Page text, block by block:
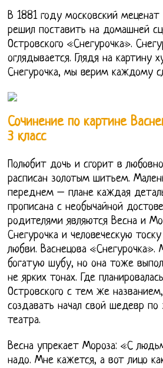
В 1881 году московский
решил поставить на домашней
Островского «Снегурочка».
оглядывается. Глядя на картину
Снегурочка, мы верим каждому
Сочинение по картине
3 класс
Полюбит дочь и сгорит в
расписан золотым шитьем.
переднем – плане каждая
прописана с необычайной
родителями являются Весна и
Снегурочка и человеческую
любви. Васнецова
богатую шубу, но она тоже
не ярких тонах. Где
Островского с тем же
создавать начал свой шедевр по
театра.
Весна упрекает Мороза: «С
надо. Мне кажется, а вот лицо